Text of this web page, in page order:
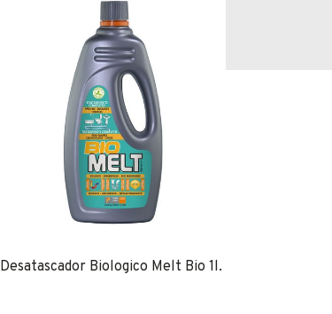
Desatascador Biologico Melt Bio 1l.